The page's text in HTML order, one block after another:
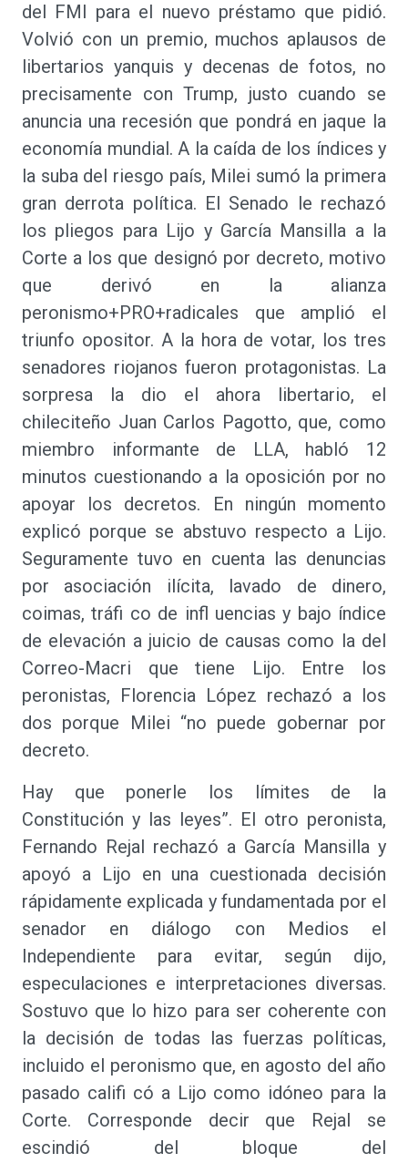
del FMI para el nuevo préstamo que pidió.
Volvió con un premio, muchos aplausos de
libertarios yanquis y decenas de fotos, no
precisamente con Trump, justo cuando se
anuncia una recesión que pondrá en jaque la
economía mundial. A la caída de los índices y
la suba del riesgo país, Milei sumó la primera
gran derrota política. El Senado le rechazó
los pliegos para Lijo y García Mansilla a la
Corte a los que designó por decreto, motivo
que derivó en la alianza
peronismo+PRO+radicales que amplió el
triunfo opositor. A la hora de votar, los tres
senadores riojanos fueron protagonistas. La
sorpresa la dio el ahora libertario, el
chileciteño Juan Carlos Pagotto, que, como
miembro informante de LLA, habló 12
minutos cuestionando a la oposición por no
apoyar los decretos. En ningún momento
explicó porque se abstuvo respecto a Lijo.
Seguramente tuvo en cuenta las denuncias
por asociación ilícita, lavado de dinero,
coimas, tráfi co de infl uencias y bajo índice
de elevación a juicio de causas como la del
Correo-Macri que tiene Lijo. Entre los
peronistas, Florencia López rechazó a los
dos porque Milei “no puede gobernar por
decreto.
Hay que ponerle los límites de la
Constitución y las leyes”. El otro peronista,
Fernando Rejal rechazó a García Mansilla y
apoyó a Lijo en una cuestionada decisión
rápidamente explicada y fundamentada por el
senador en diálogo con Medios el
Independiente para evitar, según dijo,
especulaciones e interpretaciones diversas.
Sostuvo que lo hizo para ser coherente con
la decisión de todas las fuerzas políticas,
incluido el peronismo que, en agosto del año
pasado califi có a Lijo como idóneo para la
Corte. Corresponde decir que Rejal se
escindió del bloque del